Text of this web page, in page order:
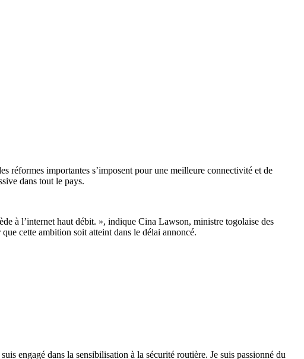
réformes importantes s’imposent pour une meilleure connectivité et de
dans tout le pays.
à l’internet haut débit. », indique Cina Lawson, ministre togolaise des
cette ambition soit atteint dans le délai annoncé.
engagé dans la sensibilisation à la sécurité routière. Je suis passionné du